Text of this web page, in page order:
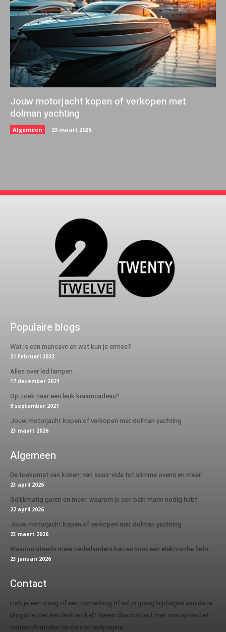
Jouw motorjacht kopen of verkopen met
dolman yachting
Algemeen 23 maart 2026
Populaire blogs
Wat is een mancave en wat kun je ermee?
21 februari 2022
Alles over led lampen
17 december 2021
Op zoek naar een leuk kraamcadeau?
9 september 2021
Jouw motorjacht kopen of verkopen met dolman yachting
23 maart 2026
Algemeen
De toekomst van koken: van sous-vide tot slimme ovens en meer
23 april 2026
Gelijkmatig garen en meer: waarom je een bain marie nodig hebt
22 april 2026
Jouw motorjacht kopen of verkopen met dolman yachting
23 maart 2026
Waarom steeds meer nederlanders kiezen voor een elektrische fiets
23 januari 2026
Contact
Heb je een vraag of een opmerking of wil je graag bijdragen aan deze
blogsite met een leuk artikel? Neem dan contact met ons op via het
contactformulier op de contactpagina.